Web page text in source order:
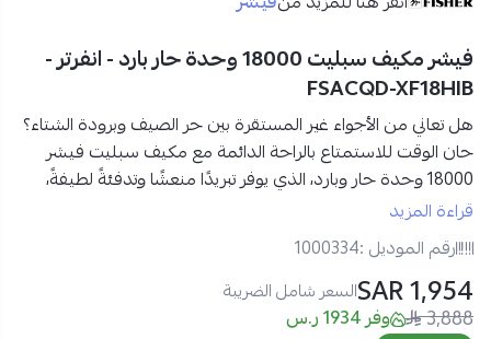
فيشر مكيف سبليت 18000 وحدة حار بارد - انفرتر -
FSACQD-XF18HIB
هل تعاني من الأجواء غير المستقرة بين حر الصيف وبرودة الشتاء؟
حان الوقت للاستمتاع بالراحة الدائمة مع مكيف سبليت فيشر
18000 وحدة حار وبارد
، الذي يوفر تبريدًا منعشًا وتدفئةً لطيفةً،
بأداء انفرتر اقتصادي وصوت هادئ للغاية.
مواصفات مكيف سبليت فيشر 18000 وحدة حار بارد انفرتر:
العلامة التجارية: فيشر (Fisher)
الموديل: FSACQD-XF18HIB
النوع:مكيف سبليت(حار وبارد)
قراءة المزيد
رقم الموديل :1000334
1,954 SAR السعر شامل الضريبة
3,888 وفر 1934 ر.س